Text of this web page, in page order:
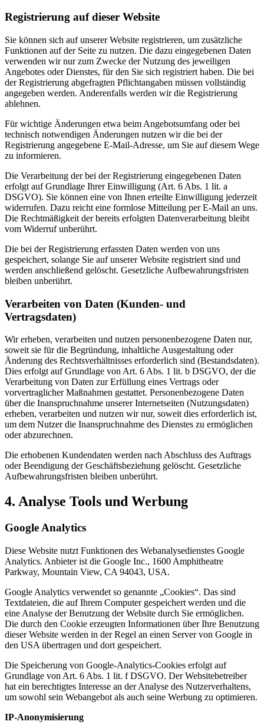
Registrierung auf dieser Website
Sie können sich auf unserer Website registrieren, um zusätzliche
Funktionen auf der Seite zu nutzen. Die dazu eingegebenen Daten
verwenden wir nur zum Zwecke der Nutzung des jeweiligen
Angebotes oder Dienstes, für den Sie sich registriert haben. Die bei
der Registrierung abgefragten Pflichtangaben müssen vollständig
angegeben werden. Anderenfalls werden wir die Registrierung
ablehnen.
Für wichtige Änderungen etwa beim Angebotsumfang oder bei
technisch notwendigen Änderungen nutzen wir die bei der
Registrierung angegebene E-Mail-Adresse, um Sie auf diesem Wege
zu informieren.
Die Verarbeitung der bei der Registrierung eingegebenen Daten
erfolgt auf Grundlage Ihrer Einwilligung (Art. 6 Abs. 1 lit. a
DSGVO). Sie können eine von Ihnen erteilte Einwilligung jederzeit
widerrufen. Dazu reicht eine formlose Mitteilung per E-Mail an uns.
Die Rechtmäßigkeit der bereits erfolgten Datenverarbeitung bleibt
vom Widerruf unberührt.
Die bei der Registrierung erfassten Daten werden von uns
gespeichert, solange Sie auf unserer Website registriert sind und
werden anschließend gelöscht. Gesetzliche Aufbewahrungsfristen
bleiben unberührt.
Verarbeiten von Daten (Kunden- und
Vertragsdaten)
Wir erheben, verarbeiten und nutzen personenbezogene Daten nur,
soweit sie für die Begründung, inhaltliche Ausgestaltung oder
Änderung des Rechtsverhältnisses erforderlich sind (Bestandsdaten).
Dies erfolgt auf Grundlage von Art. 6 Abs. 1 lit. b DSGVO, der die
Verarbeitung von Daten zur Erfüllung eines Vertrags oder
vorvertraglicher Maßnahmen gestattet. Personenbezogene Daten
über die Inanspruchnahme unserer Internetseiten (Nutzungsdaten)
erheben, verarbeiten und nutzen wir nur, soweit dies erforderlich ist,
um dem Nutzer die Inanspruchnahme des Dienstes zu ermöglichen
oder abzurechnen.
Die erhobenen Kundendaten werden nach Abschluss des Auftrags
oder Beendigung der Geschäftsbeziehung gelöscht. Gesetzliche
Aufbewahrungsfristen bleiben unberührt.
4. Analyse Tools und Werbung
Google Analytics
Diese Website nutzt Funktionen des Webanalysedienstes Google
Analytics. Anbieter ist die Google Inc., 1600 Amphitheatre
Parkway, Mountain View, CA 94043, USA.
Google Analytics verwendet so genannte „Cookies“. Das sind
Textdateien, die auf Ihrem Computer gespeichert werden und die
eine Analyse der Benutzung der Website durch Sie ermöglichen.
Die durch den Cookie erzeugten Informationen über Ihre Benutzung
dieser Website werden in der Regel an einen Server von Google in
den USA übertragen und dort gespeichert.
Die Speicherung von Google-Analytics-Cookies erfolgt auf
Grundlage von Art. 6 Abs. 1 lit. f DSGVO. Der Websitebetreiber
hat ein berechtigtes Interesse an der Analyse des Nutzerverhaltens,
um sowohl sein Webangebot als auch seine Werbung zu optimieren.
IP-Anonymisierung